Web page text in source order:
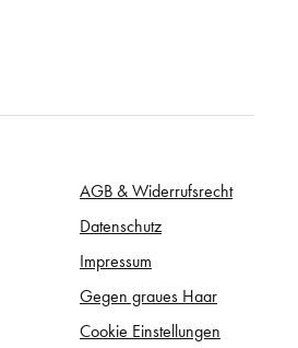
AGB & Widerrufsrecht
Datenschutz
Impressum
Gegen graues Haar
Cookie Einstellungen